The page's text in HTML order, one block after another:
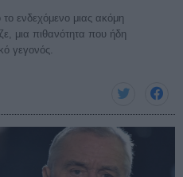
ενδεχόμενο μιας ακόμη
μια πιθανότητα που ήδη
γεγονός.